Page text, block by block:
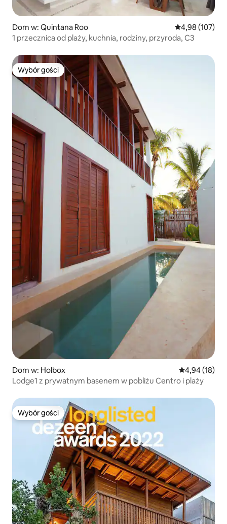
Dom w: Quintana Roo Średnia
4,98 (107)
1 przecznica od plaży, kuchnia, rodziny, przyroda, C3
Wybór gości
Wybór gości
Dom w: Holbox Średnia
4,94 (18)
Lodge1 z prywatnym basenem w pobliżu Centro i plaży
Wybór gości
Wybór gości